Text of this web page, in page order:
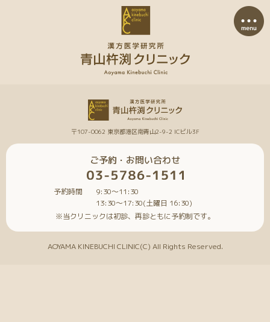
〒107-0062 東京都港区南青山2-9-2 ICビル3F
ご予約・お問い合わせ
予約時間
9:30〜11:30
13:30〜17:30(土曜日 16:30)
※当クリニックは初診、再診ともに予約制です。
AOYAMA KINEBUCHI CLINIC(C) All Rights Reserved.